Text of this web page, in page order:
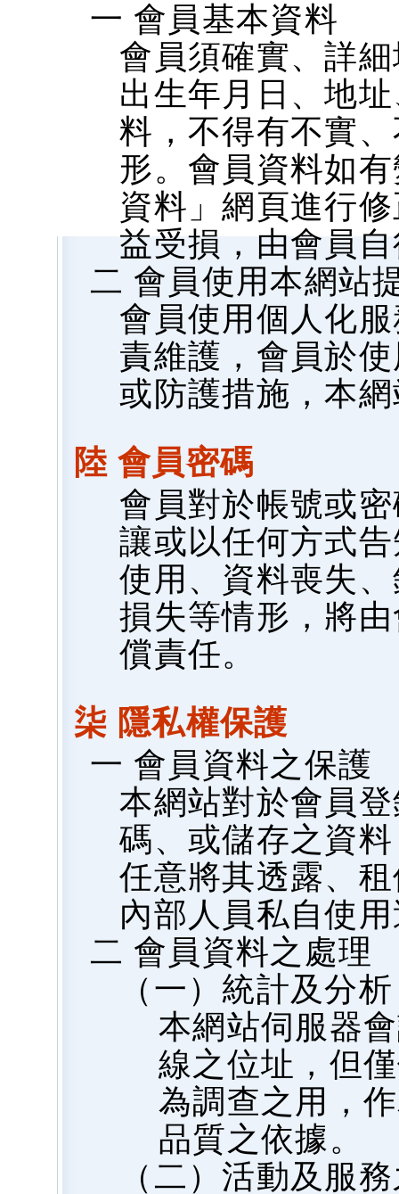
一 會員基本資料
會員須確實、詳
出生年月日、地
料，不得有不實
形。會員資料如
資料」網頁進行
益受損，由會員
二 會員使用本網站
會員使用個人化
責維護，會員於
或防護措施，本
陸 會員密碼
會員對於帳號或
讓或以任何方式
使用、資料喪失
損失等情形，將
償責任。
柒 隱私權保護
一 會員資料之保護
本網站對於會員
碼、或儲存之資
任意將其透露、
內部人員私自使
二 會員資料之處理
（一）統計及分析
本網站伺服器
線之位址，但
為調查之用，
品質之依據。
（二）活動及服